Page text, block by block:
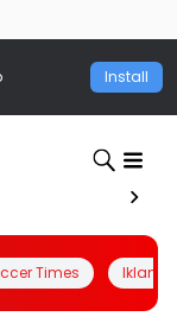
Install
Times Iklanin